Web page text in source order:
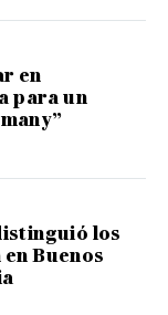
en
para un
los
Buenos